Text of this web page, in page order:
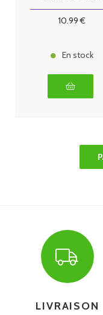
10.99 €
En stock
LIVRAISON